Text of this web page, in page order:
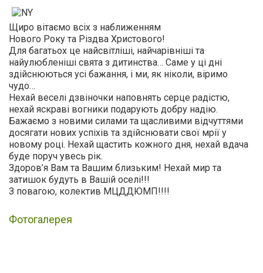
Щиро вітаємо всіх з наближенням
Нового Року та Різдва Христового!
Для багатьох це найсвітліші, найчарівніші та
найулюбленіші свята з дитинства… Саме у ці дні
здійснюються усі бажання, і ми, як ніколи, віримо
чудо…
Нехай веселі дзвіночки наповнять серце радістю,
нехай яскраві вогники подарують добру надію.
Бажаємо з новими силами та щасливими відчуттями
досягати нових успіхів та здійснювати свої мрії у
новому році. Нехай щастить кожного дня, нехай вдача
буде поруч увесь рік.
Здоров’я Вам та Вашим близьким! Нехай мир та
затишок будуть в Вашій оселі!!!
З повагою, колектив МЦДДЮМП!!!!
Фотогалерея